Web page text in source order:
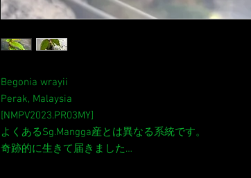
Begonia wrayii
Perak, Malaysia
[NMPV2023.PR03MY]
よくあるSg.Mangga産とは異なる系統です。
奇跡的に生きて届きました…